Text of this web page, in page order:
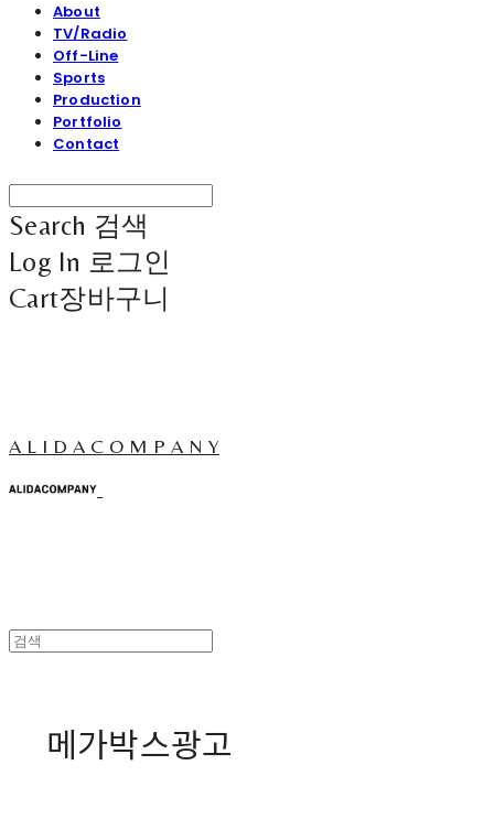
About
TV/Radio
Off-Line
Sports
Production
Portfolio
Contact
Search 검색
Log In 로그인
Cart장바구니
A L I D A C O M P A N Y
메가박스광고